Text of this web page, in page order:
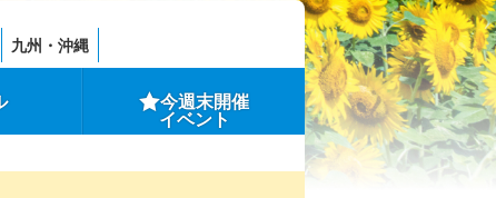
九州・沖縄
今週末開催
イベント